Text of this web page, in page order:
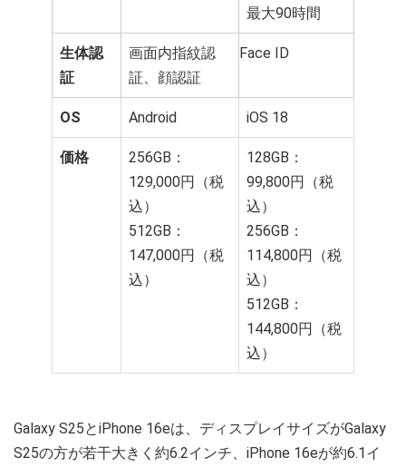
最大90時間
生体認
証
画面内指紋認
証、顔認証
Face ID
OS Android iOS 18
価格
256GB：
129,000円（税
込）
512GB：
147,000円（税
込）
128GB：
99,800円（税
込）
256GB：
114,800円（税
込）
512GB：
144,800円（税
込）
Galaxy S25とiPhone 16eは、ディスプレイサイズがGalaxy
S25の方が若干大きく約6.2インチ、iPhone 16eが約6.1イ